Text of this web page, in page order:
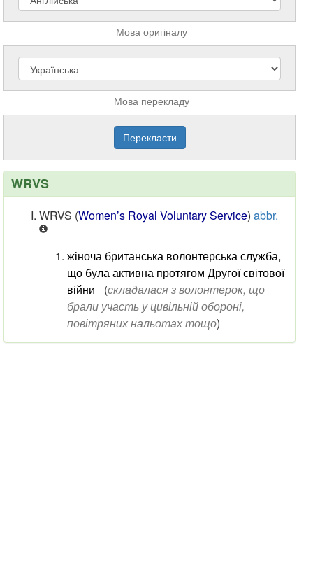
Мова оригіналу
Мова перекладу
WRVS
WRVS (Women’s Royal Voluntary Service) abbr.
жіноча британська волонтерська служба,
що була активна протягом Другої світової
війни
(складалася з волонтерок, що
брали участь у цивільній обороні,
повітряних нальотах тощо)